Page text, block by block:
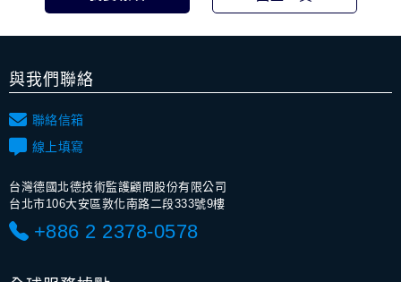
與我們聯絡
聯絡信箱
線上填寫
台灣德國北德技術監護顧問股份有限公司
台北市106大安區敦化南路二段333號9樓
+886 2 2378-0578